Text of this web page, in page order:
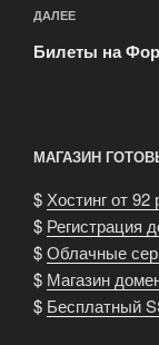
Следующая
запись
ДАЛЕЕ
Билеты на
МАГАЗИН
$Хостинг от 92
$ Регистрация
$Облачные
$ Магазин
$ Бесплатный